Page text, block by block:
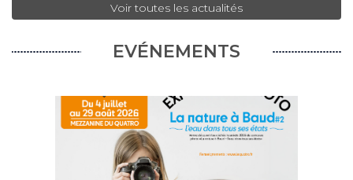
Voir toutes les actualités
EVÉNEMENTS